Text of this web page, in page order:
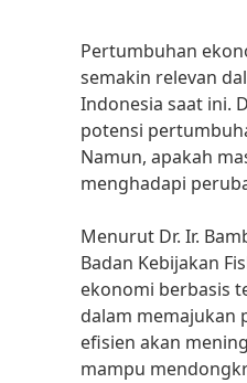
Pertumbuhan
semakin relevan
Indonesia saat ini.
potensi
Namun, apakah
menghadapi
Menurut Dr. Ir.
Badan Kebijakan
ekonomi berbasis
dalam memajukan
efisien akan
mampu